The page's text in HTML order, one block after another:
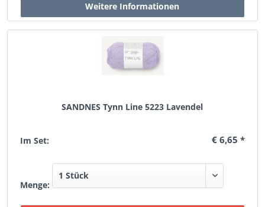
SANDNES Tynn Line 5223 Lavendel
Im Set: € 6,65 *
Menge: